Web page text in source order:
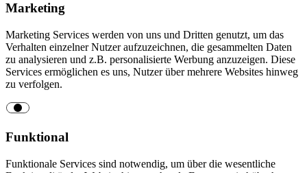
Marketing
Marketing Services werden von uns und Dritten genutzt, um das
Verhalten einzelner Nutzer aufzuzeichnen, die gesammelten Daten
zu analysieren und z.B. personalisierte Werbung anzuzeigen. Diese
Services ermöglichen es uns, Nutzer über mehrere Websites hinweg
zu verfolgen.
Funktional
Funktionale Services sind notwendig, um über die wesentliche